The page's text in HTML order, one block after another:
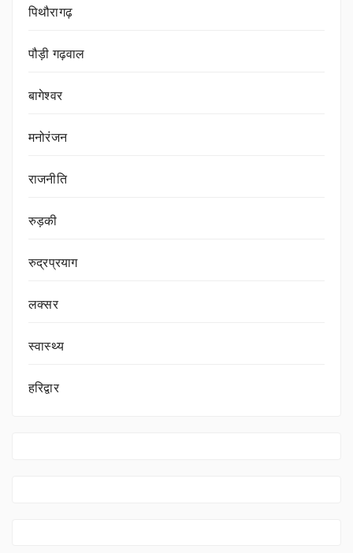
पिथौरागढ़
पौड़ी गढ़वाल
बागेश्वर
मनोरंजन
राजनीति
रुड़की
रुद्रप्रयाग
लक्सर
स्वास्थ्य
हरिद्वार